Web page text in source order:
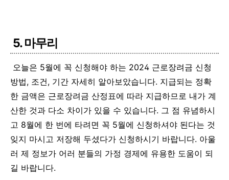
5. 마무리
오늘은 5월에 꼭 신청해야 하는 2024 근로장려금 신청
방법, 조건, 기간 자세히 알아보았습니다. 지급되는 정확
한 금액은 근로장려금 산정표에 따라 지급하므로 내가 계
산한 것과 다소 차이가 있을 수 있습니다. 그 점 유념하시
고 8월에 한 번에 타려면 꼭 5월에 신청하셔야 된다는 것
잊지 마시고 저장해 두셨다가 신청하시기 바랍니다. 아울
러 제 정보가 어러 분들의 가정 경제에 유용한 도움이 되
길 바랍니다.